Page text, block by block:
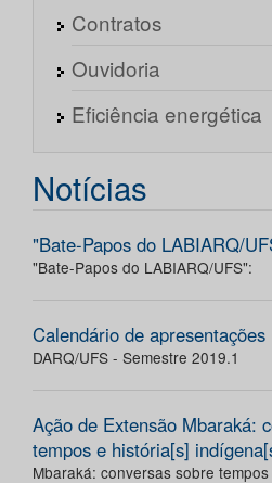
Contratos
Ouvidoria
Eficiência energética
Notícias
"Bate-Papos do LABIARQ/
"Bate-Papos do LABIARQ/UFS":
Calendário de
DARQ/UFS - Semestre 2019.1
Ação de Extensão Mbaraká:
tempos e história[s]
Mbaraká: conversas sobre